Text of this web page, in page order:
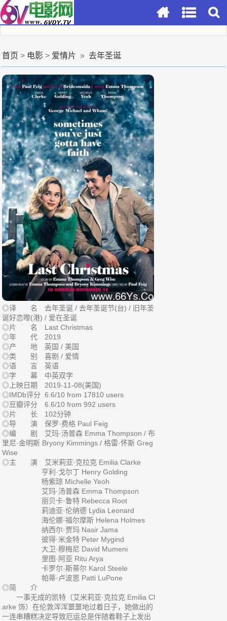
首页 > 电影 > 爱情片 »去年圣诞
◎译 名 去年圣诞 / 去年圣诞节(台) / 旧年圣
诞好恋嚟(港) / 爱在圣诞
◎片 名 Last Christmas
◎年 代 2019
◎产 地 英国 / 美国
◎类 别 喜剧 / 爱情
◎语 言 英语
◎字 幕 中英双字
◎上映日期 2019-11-08(美国)
◎IMDb评分 6.6/10 from 17810 users
◎豆瓣评分 6.6/10 from 992 users
◎片 长 102分钟
◎导 演 保罗·费格 Paul Feig
◎编 剧 艾玛·汤普森 Emma Thompson / 布
里尼·金明斯 Bryony Kimmings / 格雷·怀斯 Greg
Wise
◎主 演 艾米莉亚·克拉克 Emilia Clarke
亨利·戈尔丁 Henry Golding
杨紫琼 Michelle Yeoh
艾玛·汤普森 Emma Thompson
丽贝卡·鲁特 Rebecca Root
莉迪亚·伦纳德 Lydia Leonard
海伦娜·福尔摩斯 Helena Holmes
纳西尔·贾玛 Nasir Jama
彼得·米金特 Peter Mygind
大卫·穆梅尼 David Mumeni
里图·阿亚 Ritu Arya
卡罗尔·斯蒂尔 Karol Steele
帕蒂·卢波恩 Patti LuPone
◎简 介
一事无成的凯特（艾米莉亚·克拉克 Emilia Cl
arke 饰）在伦敦浑浑噩噩地过着日子，她做出的
一连串糟糕决定导致厄运总是伴随着鞋子上发出